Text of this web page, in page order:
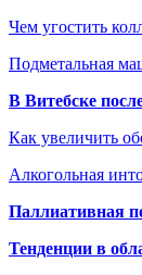
Чем угостить
Подметальная
В Витебске
Как увеличить
Алкогольная
Паллиативная
Тенденции в